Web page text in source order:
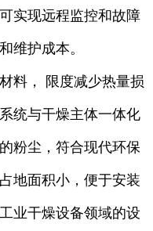
实现远程监控和故障
维护成本。
料， 限度减少热量损
统与干燥主体一体化
粉尘，符合现代环保
地面积小，便于安装
业干燥设备领域的设